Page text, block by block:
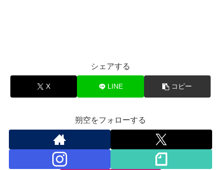
シェアする
X LINE コピー
朔空をフォローする